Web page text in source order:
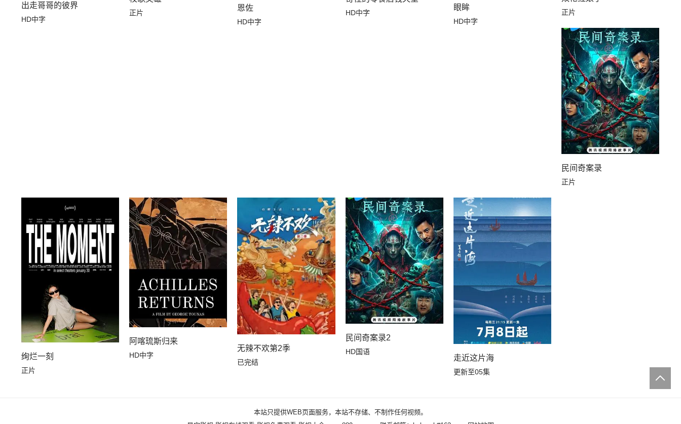
出走哥哥的彼界
HD中字
正片
恩佐
HD中字
HD中字
眼眸
HD中字
正片
民间奇案录
正片
绚烂一刻
正片
阿喀琉斯归来
HD中字
无辣不欢第2季
已完结
民间奇案录2
HD国语
走近这片海
更新至05集
本站只提供WEB页面服务，本站不存储、不制作任何视频。